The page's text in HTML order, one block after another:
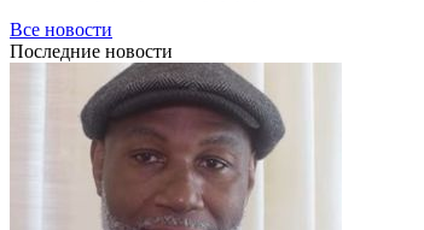
Все новости
Последние новости